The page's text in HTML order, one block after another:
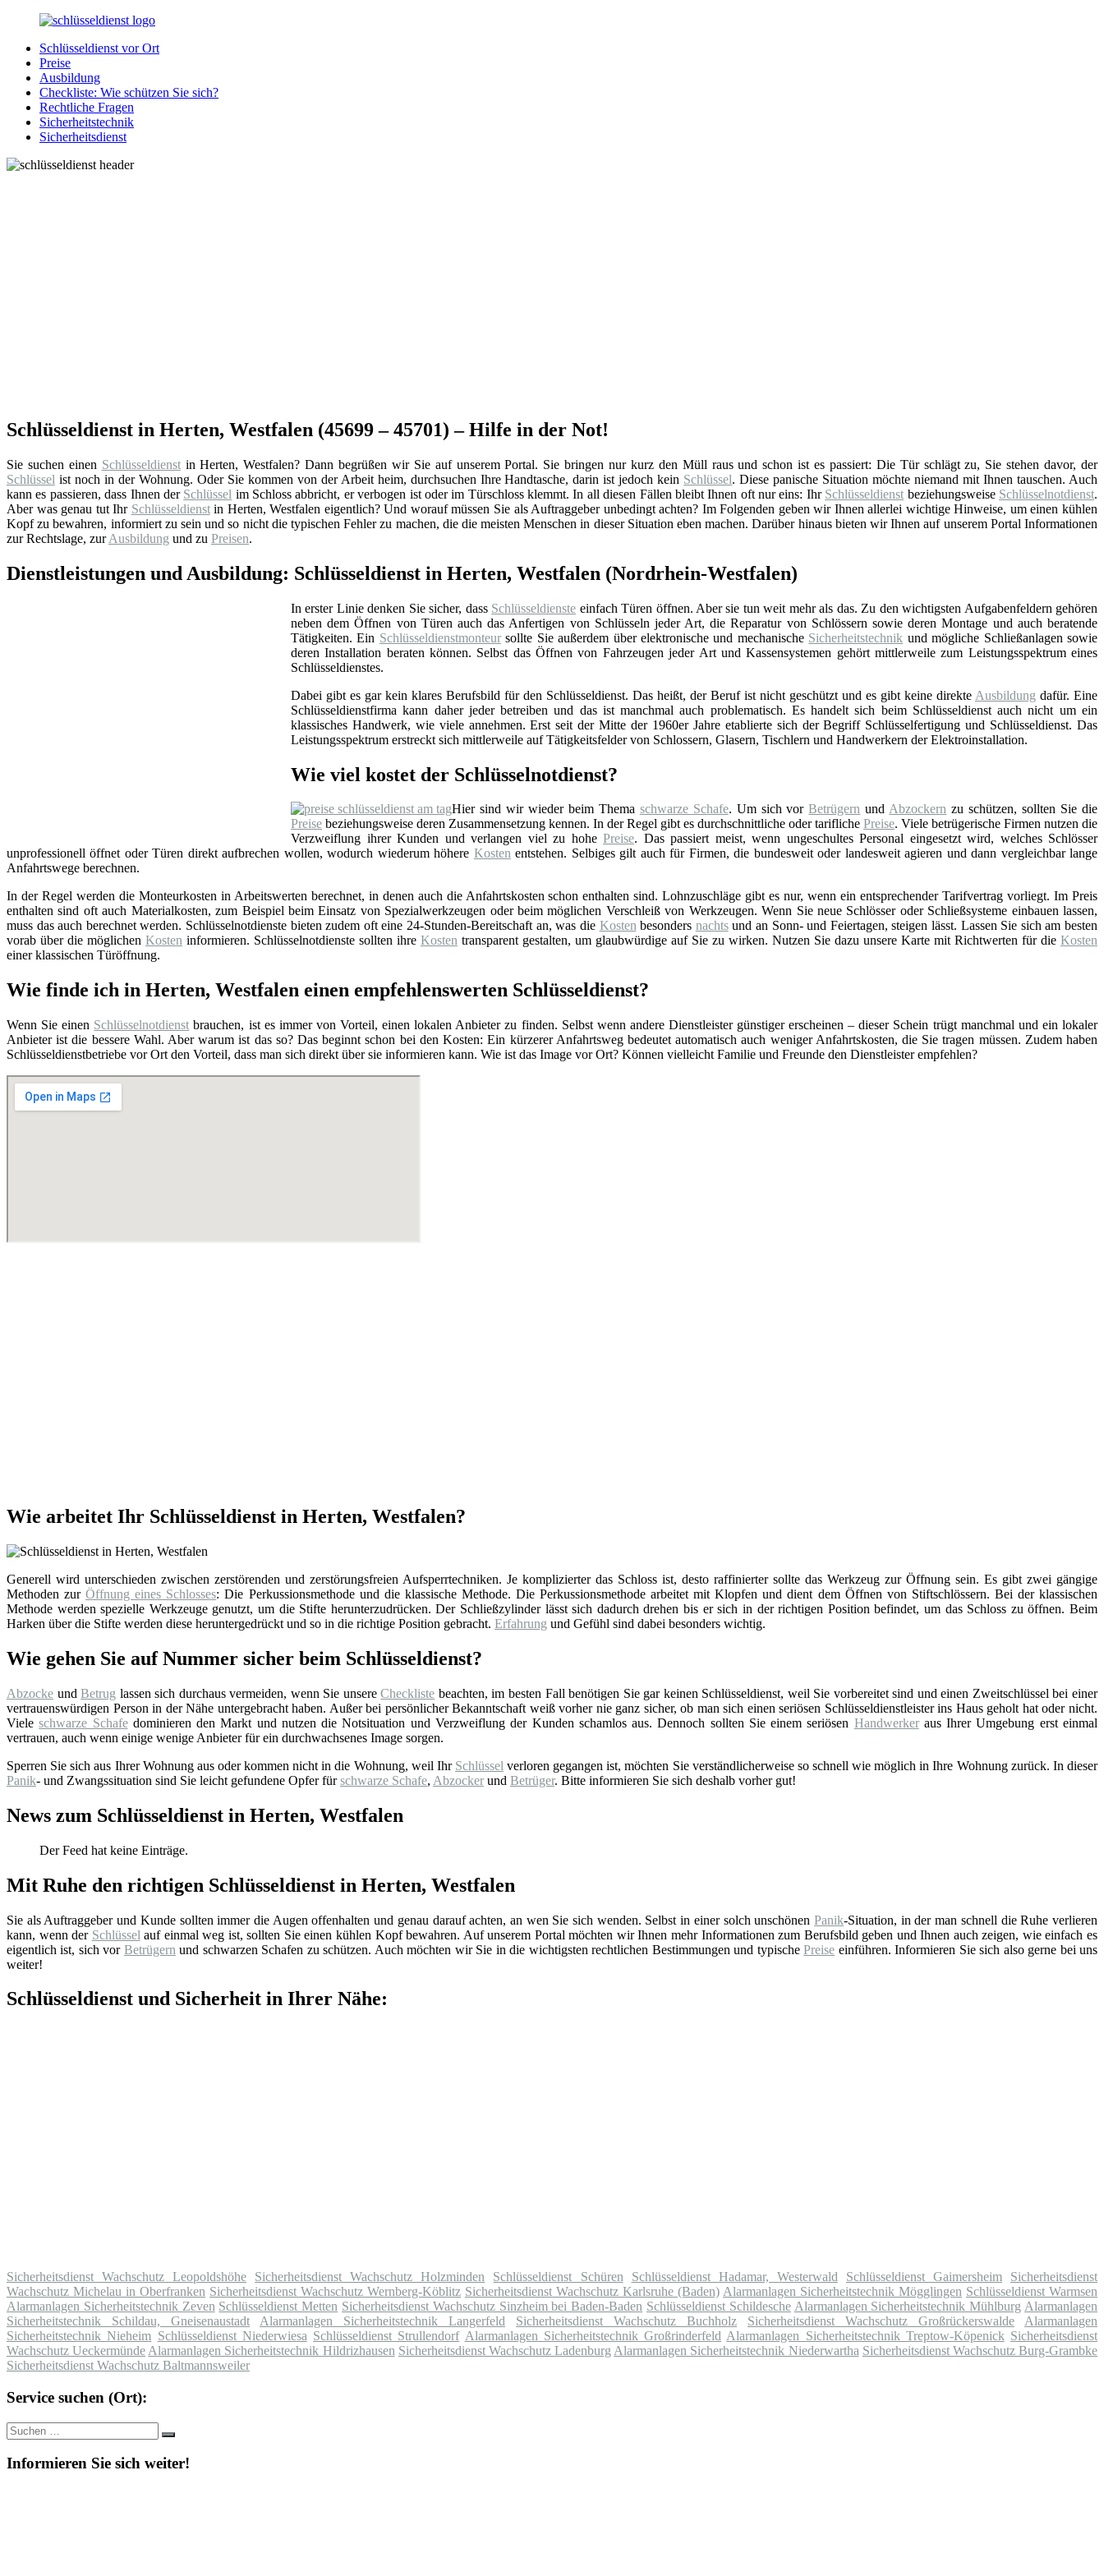
Zurück
Inhalt
SchluesseldienstDirekt.de
Ihre
Notlage
wird
gelöst!
Schlüsseldienst vor Ort
Preise
Ausbildung
Checkliste: Wie schützen Sie sich?
Rechtliche Fragen
Sicherheitstechnik
Sicherheitsdienst
Schlüsseldienst in Herten, Westfalen (45699 – 45701) – Hilfe in der Not!
Sie suchen einen Schlüsseldienstin Herten, Westfalen? Dann begrüßen wir Sie auf unserem Portal. Sie bringen nur kurz den Müll raus und schon ist es passiert: Die Tür schlägt zu, Sie stehen davor, der
Schlüssel ist noch in der Wohnung. Oder Sie kommen von der Arbeit heim, durchsuchen Ihre Handtasche, darin ist jedoch kein Schlüssel. Diese panische Situation möchte niemand mit Ihnen tauschen. Auch
kann es passieren, dass Ihnen der Schlüssel im Schloss abbricht, er verbogen ist oder im Türschloss klemmt. In all diesen Fällen bleibt Ihnen oft nur eins: Ihr Schlüsseldienst beziehungsweise Schlüsselnotdienst.
Aber was genau tut Ihr Schlüsseldienstin Herten, Westfalen eigentlich? Und worauf müssen Sie als Auftraggeber unbedingt achten? Im Folgenden geben wir Ihnen allerlei wichtige Hinweise, um einen kühlen
Kopf zu bewahren, informiert zu sein und so nicht die typischen Fehler zu machen, die die meisten Menschen in dieser Situation eben machen. Darüber hinaus bieten wir Ihnen auf unserem Portal Informationen
zur Rechtslage, zurAusbildung und zu Preisen.
Dienstleistungen und Ausbildung: Schlüsseldienst in Herten, Westfalen (Nordrhein-Westfalen)
In erster Linie denken Sie sicher, dass Schlüsseldienste einfach Türen öffnen. Aber sie tun weit mehr als das. Zu den wichtigsten Aufgabenfeldern gehören
neben dem Öffnen von Türen auch das Anfertigen von Schlüsseln jeder Art, die Reparatur von Schlössern sowie deren Montage und auch beratende
Tätigkeiten. Ein Schlüsseldienstmonteursollte Sie außerdem über elektronische und mechanische Sicherheitstechnik und mögliche Schließanlagen sowie
deren Installation beraten können. Selbst das Öffnen von Fahrzeugen jeder Art und Kassensystemen gehört mittlerweile zum Leistungsspektrum eines
Schlüsseldienstes.
Dabei gibt es gar kein klares Berufsbild für den Schlüsseldienst. Das heißt, der Beruf ist nicht geschützt und es gibt keine direkte Ausbildung dafür. Eine
Schlüsseldienstfirma kann daher jeder betreiben und das ist manchmal auch problematisch. Es handelt sich beim Schlüsseldienst auch nicht um ein
klassisches Handwerk, wie viele annehmen. Erst seit der Mitte der 1960er Jahre etablierte sich der Begriff Schlüsselfertigung und Schlüsseldienst. Das
Leistungsspektrum erstreckt sich mittlerweile auf Tätigkeitsfelder von Schlossern, Glasern, Tischlern und Handwerkern der Elektroinstallation.
Wie viel kostet der Schlüsselnotdienst?
Hier sind wir wieder beim Thema schwarze Schafe. Um sich vorBetrügern undAbzockern zu schützen, sollten Sie die
Preise beziehungsweise deren Zusammensetzung kennen. In der Regel gibt es durchschnittliche oder tarifliche Preise. Viele betrügerische Firmen nutzen die
Verzweiflung ihrer Kunden und verlangen viel zu hohe Preise. Das passiert meist, wenn ungeschultes Personal eingesetzt wird, welches Schlösser
unprofessionell öffnet oder Türen direkt aufbrechen wollen, wodurch wiederum höhere Kostenentstehen. Selbiges gilt auch für Firmen, die bundesweit oder landesweit agieren und dann vergleichbar lange
Anfahrtswege berechnen.
In der Regel werden die Monteurkosten in Arbeitswerten berechnet, in denen auch die Anfahrtskosten schon enthalten sind. Lohnzuschläge gibt es nur, wenn ein entsprechender Tarifvertrag vorliegt. Im Preis
enthalten sind oft auch Materialkosten, zum Beispiel beim Einsatz von Spezialwerkzeugen oder beim möglichen Verschleiß von Werkzeugen. Wenn Sie neue Schlösser oder Schließsysteme einbauen lassen,
muss das auch berechnet werden. Schlüsselnotdienste bieten zudem oft eine 24-Stunden-Bereitschaft an, was die Kostenbesonders nachtsund an Sonn- und Feiertagen, steigen lässt. Lassen Sie sich am besten
vorab über die möglichen Kosten informieren. Schlüsselnotdienste sollten ihre Kosten transparent gestalten, um glaubwürdige auf Sie zu wirken. Nutzen Sie dazu unsere Karte mit Richtwerten für die Kosten
einer klassischen Türöffnung.
Wie finde ich in Herten, Westfalen einen empfehlenswerten Schlüsseldienst?
Wenn Sie einen Schlüsselnotdienst brauchen, ist es immer von Vorteil, einen lokalen Anbieter zu finden. Selbst wenn andere Dienstleister günstiger erscheinen – dieser Schein trügt manchmal und ein lokaler
Anbieter ist die bessere Wahl. Aber warum ist das so? Das beginnt schon bei den Kosten: Ein kürzerer Anfahrtsweg bedeutet automatisch auch weniger Anfahrtskosten, die Sie tragen müssen. Zudem haben
Schlüsseldienstbetriebe vor Ort den Vorteil, dass man sich direkt über sie informieren kann. Wie ist das Image vor Ort? Können vielleicht Familie und Freunde den Dienstleister empfehlen?
Wie arbeitet Ihr Schlüsseldienst in Herten, Westfalen?
Generell wird unterschieden zwischen zerstörenden und zerstörungsfreien Aufsperrtechniken. Je komplizierter das Schloss ist, desto raffinierter sollte das Werkzeug zur Öffnung sein. Es gibt zwei gängige
Methoden zurÖffnung eines Schlosses: Die Perkussionsmethode und die klassische Methode. Die Perkussionsmethode arbeitet mit Klopfen und dient dem Öffnen von Stiftschlössern. Bei der klassischen
Methode werden spezielle Werkzeuge genutzt, um die Stifte herunterzudrücken. Der Schließzylinder lässt sich dadurch drehen bis er sich in der richtigen Position befindet, um das Schloss zu öffnen. Beim
Harken über die Stifte werden diese heruntergedrückt und so in die richtige Position gebracht. Erfahrung und Gefühl sind dabei besonders wichtig.
Wie gehen Sie auf Nummer sicher beim Schlüsseldienst?
Abzocke undBetrug lassen sich durchaus vermeiden, wenn Sie unsereCheckliste beachten, im besten Fall benötigen Sie gar keinen Schlüsseldienst, weil Sie vorbereitet sind und einen Zweitschlüssel bei einer
vertrauenswürdigen Person in der Nähe untergebracht haben. Außer bei persönlicher Bekanntschaft weiß vorher nie ganz sicher, ob man sich einen seriösen Schlüsseldienstleister ins Haus geholt hat oder nicht.
Vieleschwarze Schafedominieren den Markt und nutzen die Notsituation und Verzweiflung der Kunden schamlos aus. Dennoch sollten Sie einem seriösen Handwerkeraus Ihrer Umgebung erst einmal
vertrauen, auch wenn einige wenige Anbieter für ein durchwachsenes Image sorgen.
Sperren Sie sich aus Ihrer Wohnung aus oder kommen nicht in die Wohnung, weil Ihr Schlüssel verloren gegangen ist, möchten Sie verständlicherweise so schnell wie möglich in Ihre Wohnung zurück. In dieser
Panik- und Zwangssituation sind Sie leicht gefundene Opfer fürschwarze Schafe, Abzocker und Betrüger. Bitte informieren Sie sich deshalb vorher gut!
News zum Schlüsseldienst in Herten, Westfalen
Der Feed hat keine Einträge.
Mit Ruhe den richtigen Schlüsseldienst in Herten, Westfalen
Sie als Auftraggeber und Kunde sollten immer die Augen offenhalten und genau darauf achten, an wen Sie sich wenden. Selbst in einer solch unschönenPanik-Situation, in der man schnell die Ruhe verlieren
kann, wenn der Schlüssel auf einmal weg ist, sollten Sie einen kühlen Kopf bewahren. Auf unserem Portal möchten wir Ihnen mehr Informationen zum Berufsbild geben und Ihnen auch zeigen, wie einfach es
eigentlich ist, sich vor Betrügern und schwarzen Schafen zu schützen. Auch möchten wir Sie in die wichtigsten rechtlichen Bestimmungen und typischePreise einführen. Informieren Sie sich also gerne bei uns
weiter!
Schlüsseldienst und Sicherheit in Ihrer Nähe:
Sicherheitsdienst Wachschutz Leopoldshöhe Sicherheitsdienst Wachschutz Holzminden Schlüsseldienst Schüren Schlüsseldienst Hadamar, Westerwald Schlüsseldienst Gaimersheim
Sicherheitsdienst
Wachschutz Michelau in Oberfranken Sicherheitsdienst Wachschutz Wernberg-Köblitz Sicherheitsdienst Wachschutz Karlsruhe (Baden) Alarmanlagen Sicherheitstechnik Mögglingen Schlüsseldienst Warmsen
Alarmanlagen Sicherheitstechnik Zeven Schlüsseldienst Metten Sicherheitsdienst Wachschutz Sinzheim bei Baden-Baden Schlüsseldienst Schildesche Alarmanlagen Sicherheitstechnik Mühlburg Alarmanlagen
Sicherheitstechnik Schildau, Gneisenaustadt
Alarmanlagen Sicherheitstechnik Langerfeld Sicherheitsdienst Wachschutz Buchholz Sicherheitsdienst Wachschutz Großrückerswalde
Alarmanlagen
Sicherheitstechnik Nieheim Schlüsseldienst Niederwiesa Schlüsseldienst Strullendorf Alarmanlagen Sicherheitstechnik Großrinderfeld Alarmanlagen Sicherheitstechnik Treptow-Köpenick Sicherheitsdienst
Wachschutz Ueckermünde Alarmanlagen Sicherheitstechnik Hildrizhausen Sicherheitsdienst Wachschutz Ladenburg Alarmanlagen Sicherheitstechnik Niederwartha Sicherheitsdienst Wachschutz Burg-Grambke
Sicherheitsdienst Wachschutz Baltmannsweiler
Service suchen (Ort):
Suche
nach:
Suchen
Informieren Sie sich weiter!